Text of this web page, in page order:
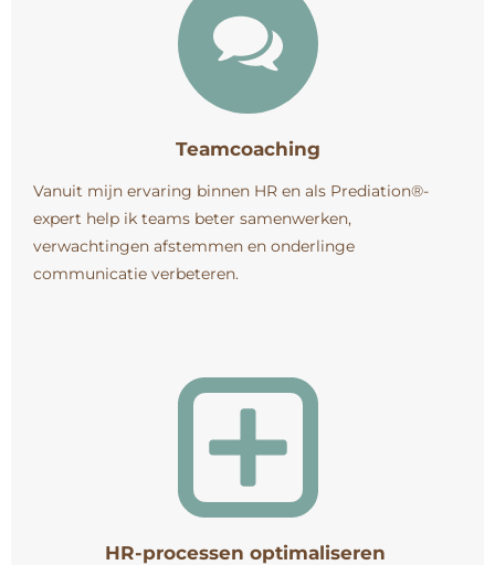
Teamcoaching
Vanuit mijn ervaring binnen HR en als Prediation®-
expert help ik teams beter samenwerken,
verwachtingen afstemmen en onderlinge
communicatie verbeteren.
HR-processen optimaliseren